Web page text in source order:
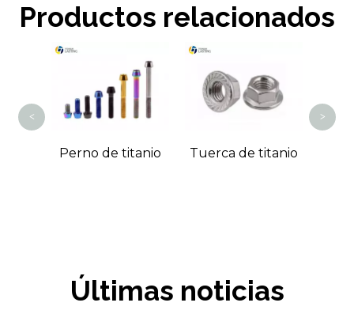
Productos relacionados
Perno de titanio Tuerca de titanio
< >
Últimas noticias